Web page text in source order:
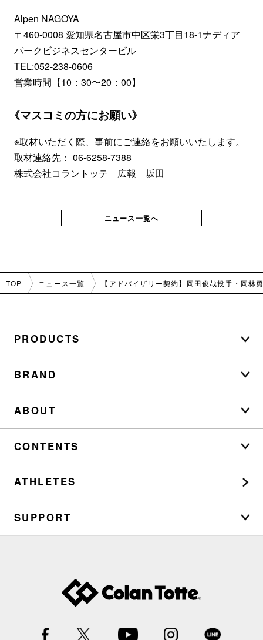
Alpen NAGOYA
〒460-0008 愛知県名古屋市中区栄3丁目18-1ナディア
パークビジネスセンタービル
TEL:052-238-0606
営業時間【10：30〜20：00】
《マスコミの方にお願い》
※取材いただく際、事前にご連絡をお願いいたします。
取材連絡先： 06-6258-7388
株式会社コラントッテ 広報 坂田
ニュース一覧へ
TOP ニュース一覧 【アドバイザリー契約】岡田俊哉投手・岡
PRODUCTS
BRAND
ABOUT
CONTENTS
ATHLETES
SUPPORT